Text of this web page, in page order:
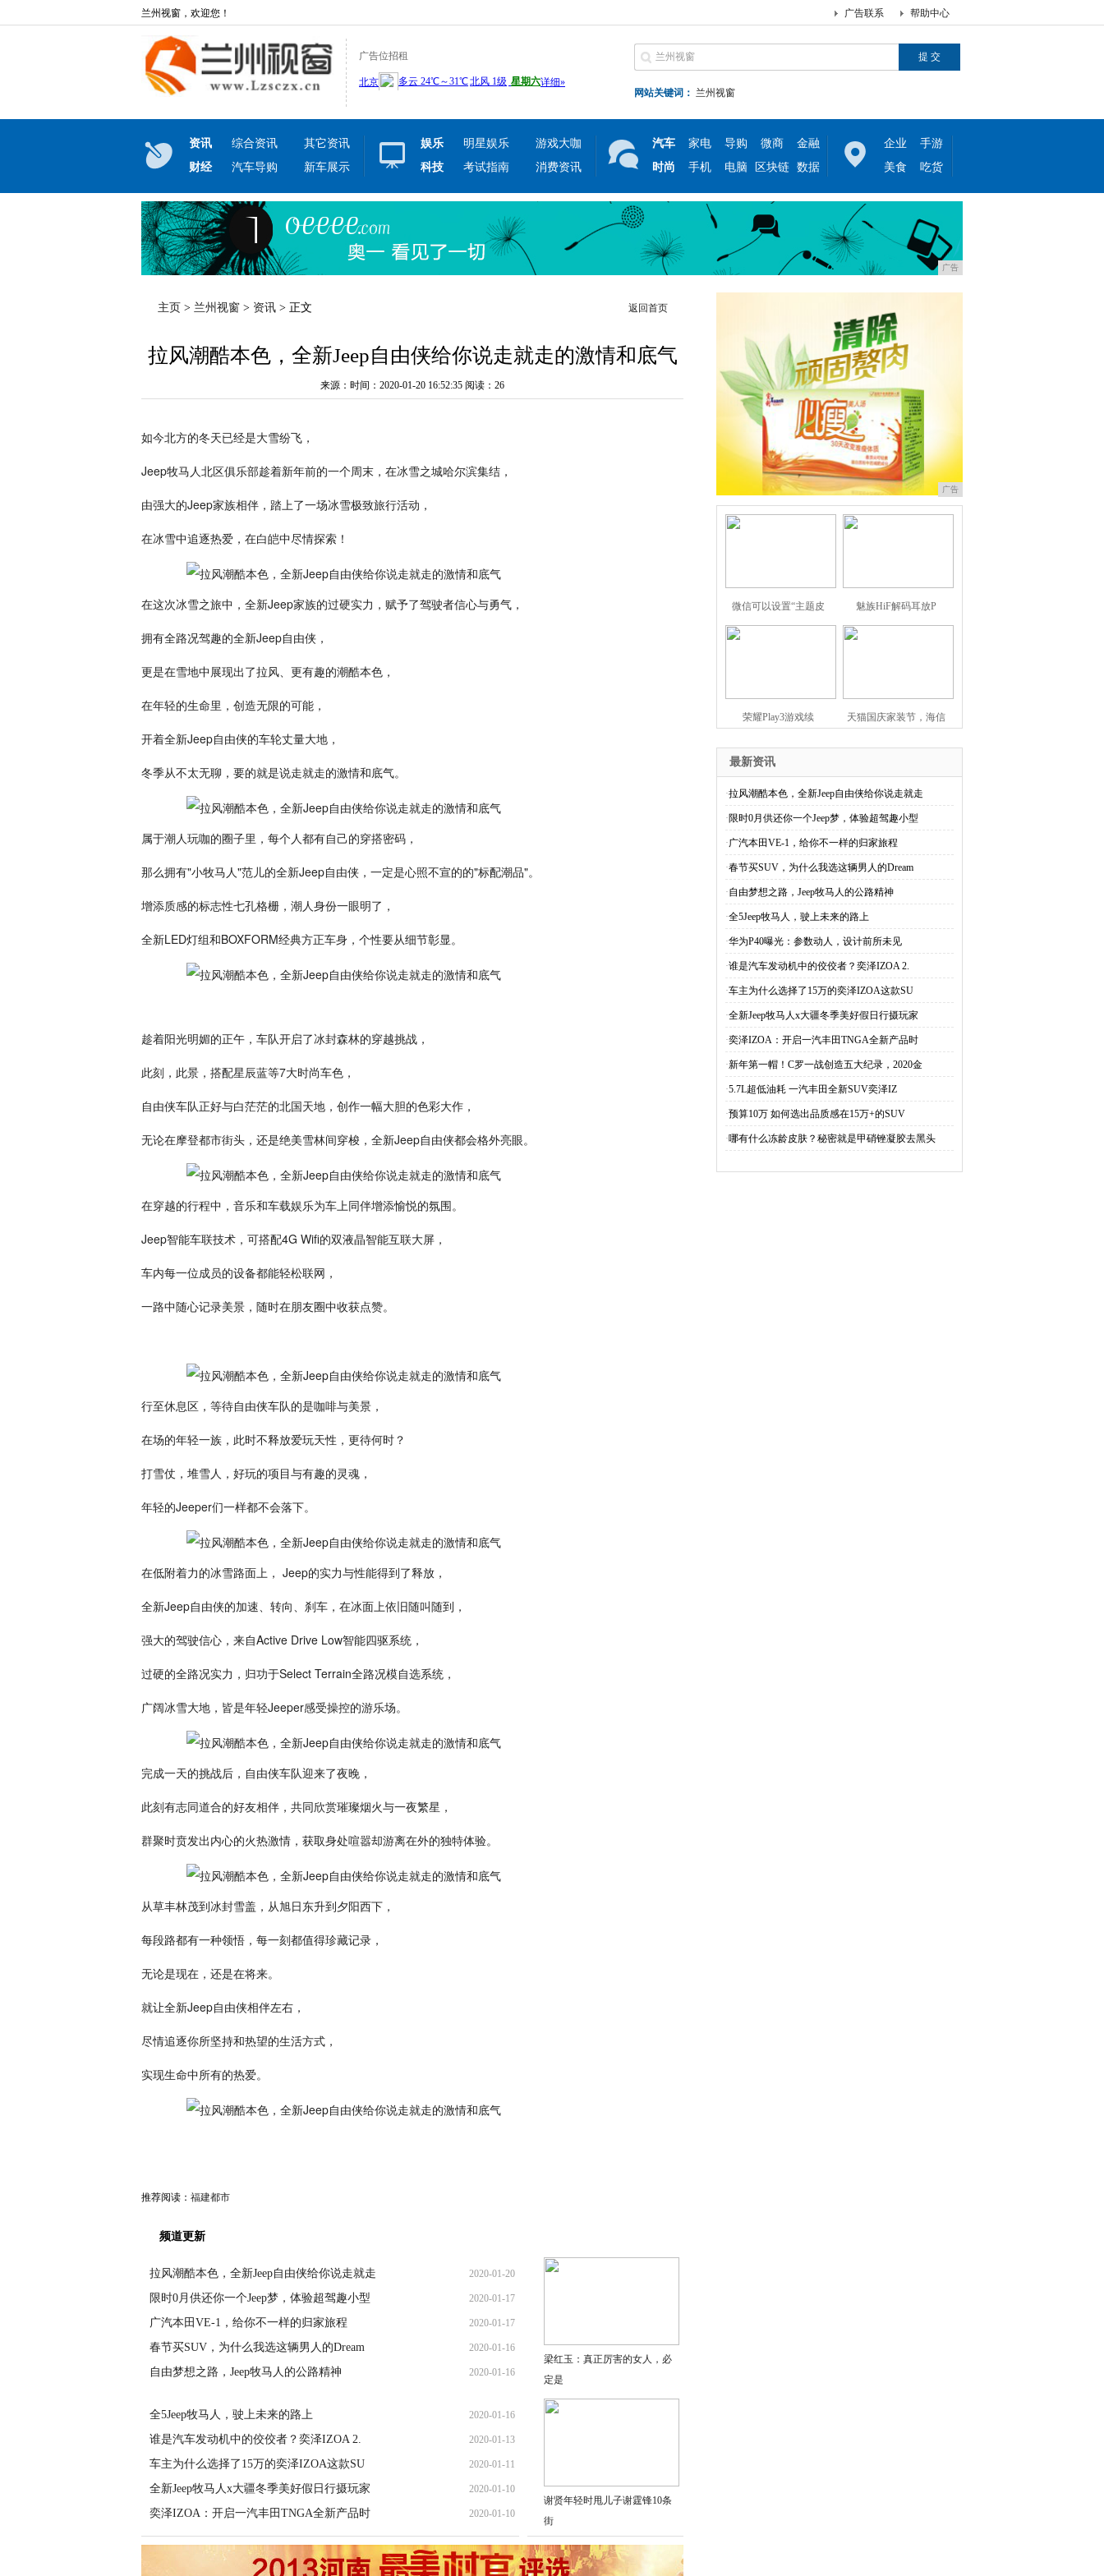
兰州视窗，欢迎您！ 帮助中心
广告联系
广告位招租
网站关键词： 兰州视窗
资讯 综合资讯
其它资讯
财经
汽车导购 新车展示
娱乐 明星娱乐
游戏大咖
科技
考试指南 消费资讯
汽车 家电 导购 微商
金融
时尚
手机 电脑 区块链 数据
企业
手游
美食
吃货
广告
主页 > 兰州视窗 > 资讯 > 正文 返回首页
拉风潮酷本色，全新Jeep自由侠给你说走就走的激情和底气
来源：时间：2020-01-20 16:52:35 阅读：26
如今北方的冬天已经是大雪纷飞，
Jeep牧马人北区俱乐部趁着新年前的一个周末，在冰雪之城哈尔滨集结，
由强大的Jeep家族相伴，踏上了一场冰雪极致旅行活动，
在冰雪中追逐热爱，在白皑中尽情探索！
在这次冰雪之旅中，全新Jeep家族的过硬实力，赋予了驾驶者信心与勇气，
拥有全路况驾趣的全新Jeep自由侠，
更是在雪地中展现出了拉风、更有趣的潮酷本色，
在年轻的生命里，创造无限的可能，
开着全新Jeep自由侠的车轮丈量大地，
冬季从不太无聊，要的就是说走就走的激情和底气。
属于潮人玩咖的圈子里，每个人都有自己的穿搭密码，
那么拥有"小牧马人"范儿的全新Jeep自由侠，一定是心照不宣的的"标配潮品"。
增添质感的标志性七孔格栅，潮人身份一眼明了，
全新LED灯组和BOXFORM经典方正车身，个性要从细节彰显。
趁着阳光明媚的正午，车队开启了冰封森林的穿越挑战，
此刻，此景，搭配星辰蓝等7大时尚车色，
自由侠车队正好与白茫茫的北国天地，创作一幅大胆的色彩大作，
无论在摩登都市街头，还是绝美雪林间穿梭，全新Jeep自由侠都会格外亮眼。
在穿越的行程中，音乐和车载娱乐为车上同伴增添愉悦的氛围。
Jeep智能车联技术，可搭配4G Wifi的双液晶智能互联大屏，
车内每一位成员的设备都能轻松联网，
一路中随心记录美景，随时在朋友圈中收获点赞。
行至休息区，等待自由侠车队的是咖啡与美景，
在场的年轻一族，此时不释放爱玩天性，更待何时？
打雪仗，堆雪人，好玩的项目与有趣的灵魂，
年轻的Jeeper们一样都不会落下。
在低附着力的冰雪路面上， Jeep的实力与性能得到了释放，
全新Jeep自由侠的加速、转向、刹车，在冰面上依旧随叫随到，
强大的驾驶信心，来自Active Drive Low智能四驱系统，
过硬的全路况实力，归功于Select Terrain全路况模自选系统，
广阔冰雪大地，皆是年轻Jeeper感受操控的游乐场。
完成一天的挑战后，自由侠车队迎来了夜晚，
此刻有志同道合的好友相伴，共同欣赏璀璨烟火与一夜繁星，
群聚时贲发出内心的火热激情，获取身处喧嚣却游离在外的独特体验。
从草丰林茂到冰封雪盖，从旭日东升到夕阳西下，
每段路都有一种领悟，每一刻都值得珍藏记录，
无论是现在，还是在将来。
就让全新Jeep自由侠相伴左右，
尽情追逐你所坚持和热望的生活方式，
实现生命中所有的热爱。
推荐阅读： 福建都市
频道更新
拉风潮酷本色，全新Jeep自由侠给你说走就走 2020-01-20
限时0月供还你一个Jeep梦，体验超驾趣小型 2020-01-17
广汽本田VE-1，给你不一样的归家旅程 2020-01-17
春节买SUV，为什么我选这辆男人的Dream 2020-01-16
自由梦想之路，Jeep牧马人的公路精神 2020-01-16
全5Jeep牧马人，驶上未来的路上 2020-01-16
谁是汽车发动机中的佼佼者？奕泽IZOA 2. 2020-01-13
车主为什么选择了15万的奕泽IZOA这款SU 2020-01-11
全新Jeep牧马人x大疆冬季美好假日行摄玩家 2020-01-10
奕泽IZOA：开启一汽丰田TNGA全新产品时 2020-01-10
梁红玉：真正厉害的女人，必
定是
谢贤年轻时甩儿子谢霆锋10条
街
广告
微信可以设置“主题皮 魅族HiF解码耳放P
荣耀Play3游戏续 天猫国庆家装节，海信
最新资讯
·拉风潮酷本色，全新Jeep自由侠给你说走就走
·限时0月供还你一个Jeep梦，体验超驾趣小型
·广汽本田VE-1，给你不一样的归家旅程
·春节买SUV，为什么我选这辆男人的Dream
·自由梦想之路，Jeep牧马人的公路精神
·全5Jeep牧马人，驶上未来的路上
·华为P40曝光：参数动人，设计前所未见
·谁是汽车发动机中的佼佼者？奕泽IZOA 2.
·车主为什么选择了15万的奕泽IZOA这款SU
·全新Jeep牧马人x大疆冬季美好假日行摄玩家
·奕泽IZOA：开启一汽丰田TNGA全新产品时
·新年第一帽！C罗一战创造五大纪录，2020金
·5.7L超低油耗 一汽丰田全新SUV奕泽IZ
·预算10万 如何选出品质感在15万+的SUV
·哪有什么冻龄皮肤？秘密就是甲硝锉凝胶去黑头